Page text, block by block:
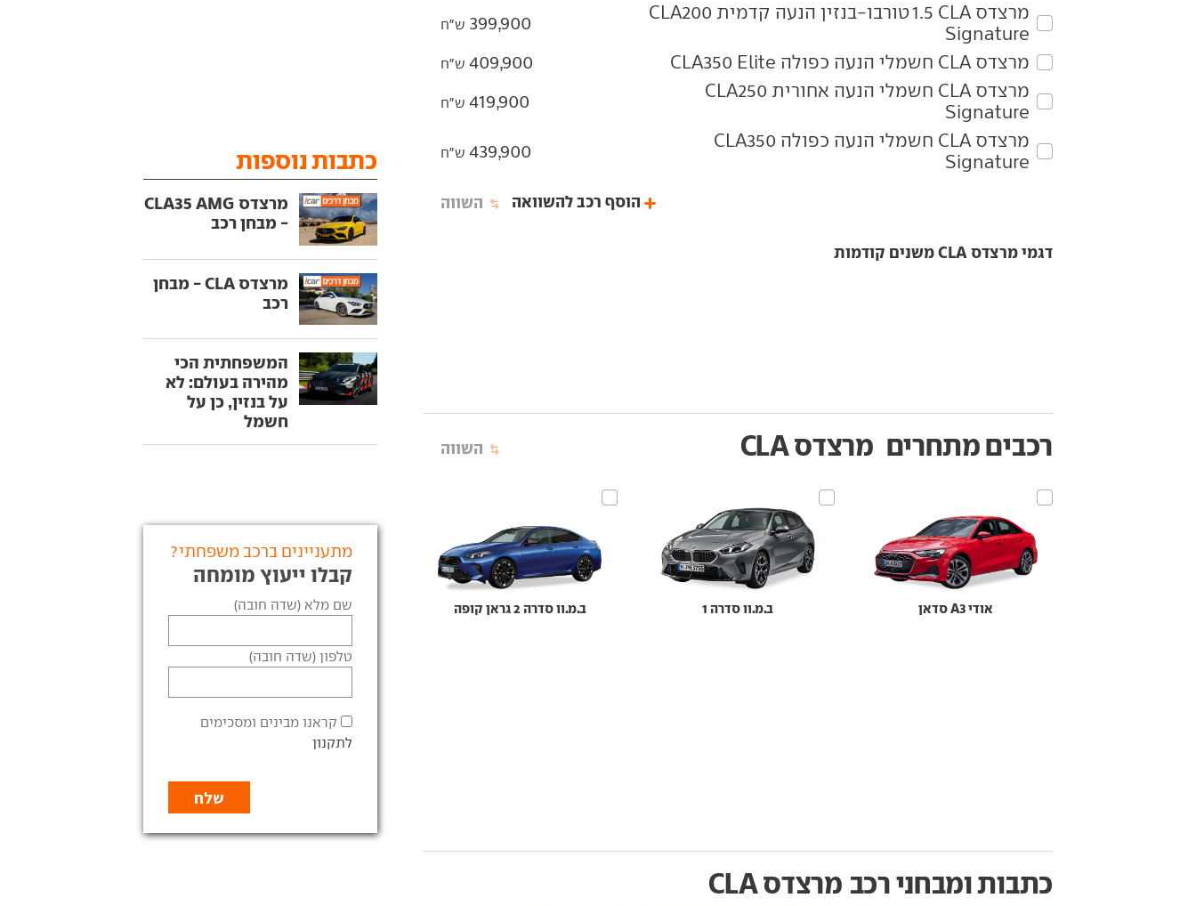
מרצדס‏ CLA‏ 1.5 טורבו-בנזין הנעה קדמית CLA200
Signature
399,900 ש"ח
מרצדס‏ CLA‏ חשמלי הנעה כפולה CLA350 Elite 409,900 ש"ח
מרצדס‏ CLA‏ חשמלי הנעה אחורית CLA250
Signature
419,900 ש"ח
מרצדס‏ CLA‏ חשמלי הנעה כפולה CLA350
Signature
439,900 ש"ח
השווה הוסף רכב להשוואה
דגמי מרצדס CLA משנים קודמות
רכבים מתחרים מרצדס CLA השווה
אודי A3 סדאן ב.מ.וו סדרה 1 ב.מ.וו סדרה 2 גראן קופה
כתבות ומבחני רכב מרצדס CLA
כתבות נוספות
מרצדס CLA35 AMG
- מבחן רכב
מרצדס CLA - מבחן
רכב
המשפחתית הכי
מהירה בעולם: לא
על בנזין, כן על
חשמל
מתעניינים ברכב משפחתי?
קבלו ייעוץ מומחה
שם מלא (שדה חובה)
טלפון (שדה חובה)
קראנו מבינים ומסכימים
לתקנון